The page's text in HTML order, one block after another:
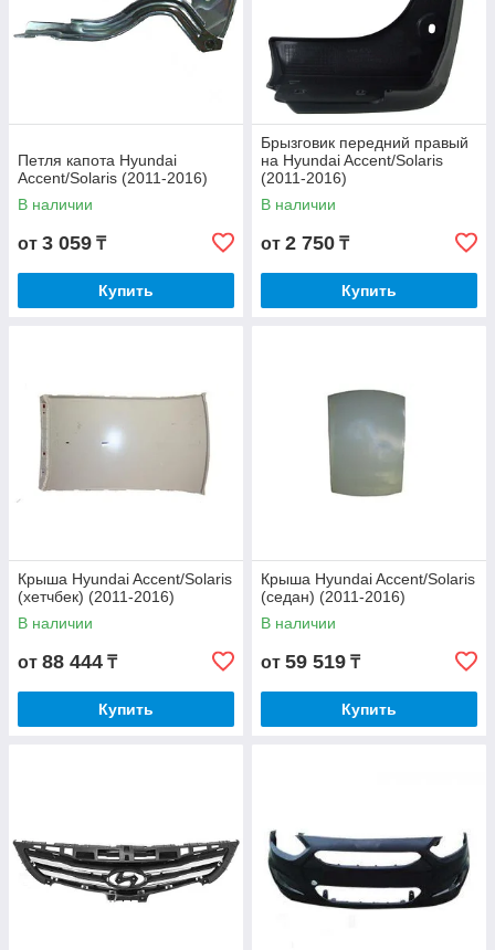
Петля капота Hyundai
Accent/Solaris (2011-2016)
В наличии
от 3 059 ₸
Купить
Брызговик передний правый
на Hyundai Accent/Solaris
(2011-2016)
В наличии
от 2 750 ₸
Купить
Крыша Hyundai Accent/Solaris
(хетчбек) (2011-2016)
В наличии
от 88 444 ₸
Купить
Крыша Hyundai Accent/Solaris
(седан) (2011-2016)
В наличии
от 59 519 ₸
Купить